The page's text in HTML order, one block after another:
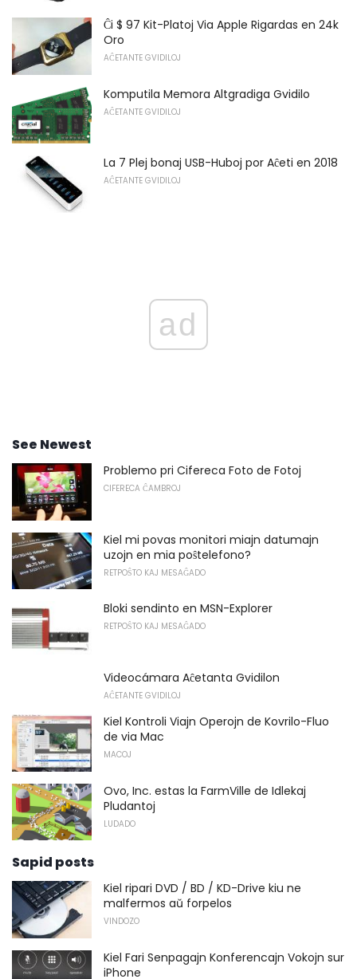
Ĉi $ 97 Kit-Platoj Via Apple Rigardas en 24k
Oro
AĈETANTE GVIDILOJ
Komputila Memora Altgradiga Gvidilo
AĈETANTE GVIDILOJ
La 7 Plej bonaj USB-Huboj por Aĉeti en 2018
AĈETANTE GVIDILOJ
ad
See Newest
Problemo pri Cifereca Foto de Fotoj
CIFERECA ĈAMBROJ
Kiel mi povas monitori miajn datumajn
uzojn en mia poŝtelefono?
RETPOŜTO KAJ MESAĜADO
Bloki sendinto en MSN-Explorer
RETPOŜTO KAJ MESAĜADO
Videocámara Aĉetanta Gvidilon
AĈETANTE GVIDILOJ
Kiel Kontroli Viajn Operojn de Kovrilo-Fluo
de via Mac
MACOJ
Ovo, Inc. estas la FarmVille de Idlekaj
Pludantoj
LUDADO
Sapid posts
Kiel ripari DVD / BD / KD-Drive kiu ne
malfermos aŭ forpelos
VINDOZO
Kiel Fari Senpagajn Konferencajn Vokojn sur
iPhone